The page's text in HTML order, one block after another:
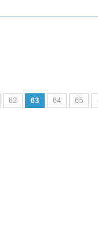
62 63 64 65